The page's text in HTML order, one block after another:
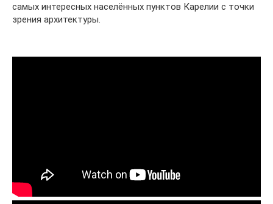
самых интересных населённых пунктов Карелии с точки
зрения архитектуры.